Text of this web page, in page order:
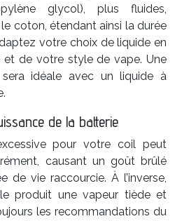
glycol), plus fluides,
coton, étendant ainsi la durée
votre choix de liquide en
de votre style de vape. Une
idéale avec un liquide à
de la batterie
pour votre coil peut
causant un goût brûlé
de vie raccourcie. À l’inverse,
produit une vapeur tiède et
les recommandations du